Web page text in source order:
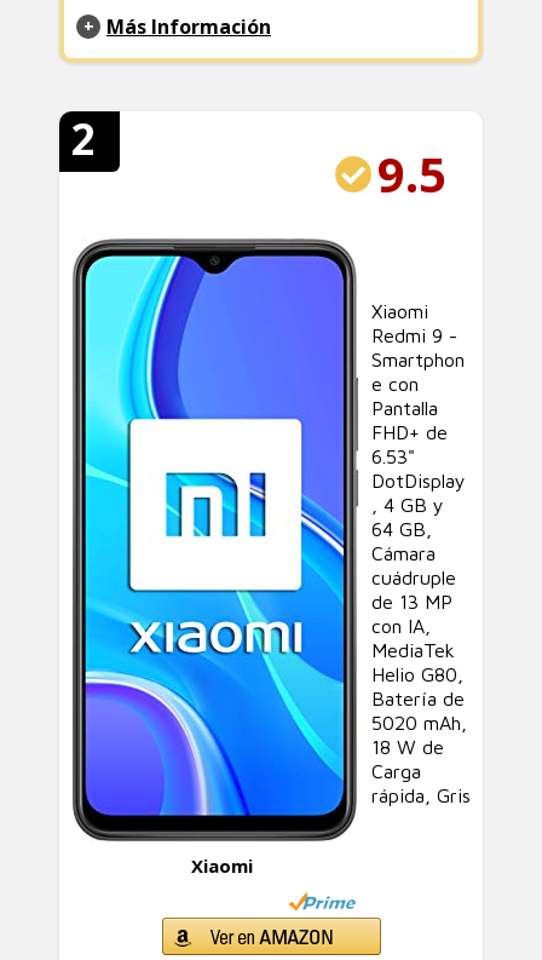
Más Información
2
9.5
Xiaomi
Xiaomi
Redmi 9 -
Smartphon
e con
Pantalla
FHD+ de
6.53"
DotDisplay
, 4 GB y
64 GB,
Cámara
cuádruple
de 13 MP
con IA,
MediaTek
Helio G80,
Batería de
5020 mAh,
18 W de
Carga
rápida, Gris